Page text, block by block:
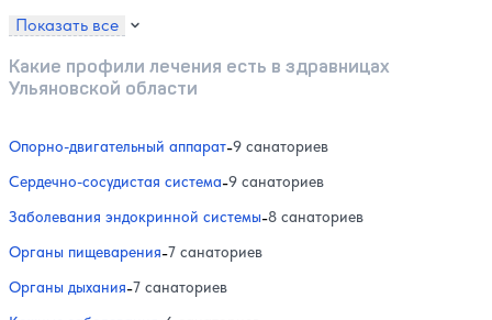
Показать все
Какие профили лечения есть в здравницах
Ульяновской области
Опорно-двигательный аппарат-9 санаториев
Сердечно-сосудистая система-9 санаториев
Заболевания эндокринной системы-8 санаториев
Органы пищеварения-7 санаториев
Органы дыхания-7 санаториев